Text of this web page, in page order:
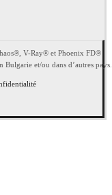
V-Ray® et Phoenix FD®
Bulgarie et/ou dans d’autres pays.